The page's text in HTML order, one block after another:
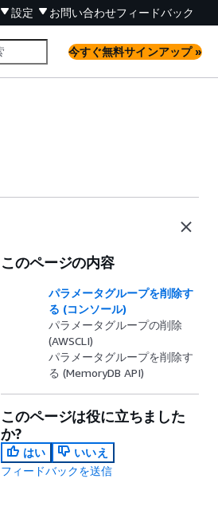
設定 お問い合わせフィードバック
今すぐ無料サインアップ »
このページの内容
パラメータグループを削除す
る (コンソール)
パラメータグループの削除
(AWSCLI)
パラメータグループを削除す
る (MemoryDB API)
このページは役に立ちました
か?
はい
いいえ
フィードバックを送信